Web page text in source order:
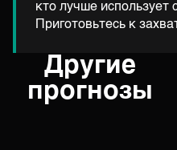
кто лучше использует
Приготовьтесь к
Другие
прогнозы